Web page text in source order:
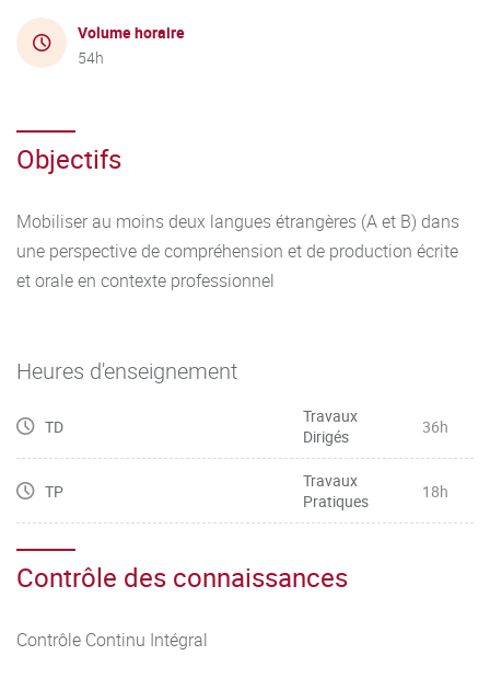
Volume horaire
54h
Objectifs
Mobiliser au moins deux langues étrangères (A et B) dans
une perspective de compréhension et de production écrite
et orale en contexte professionnel
Heures d'enseignement
TD
Travaux
Dirigés
36h
TP
Travaux
Pratiques
18h
Contrôle des connaissances
Contrôle Continu Intégral